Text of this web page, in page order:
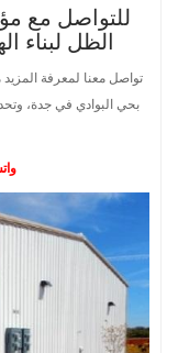
للتواصل مع
الظل لبناء
تواصل معنا لمعرفة
بحي البوادي في جدة،